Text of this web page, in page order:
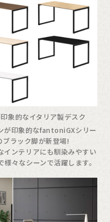
象的なイタリア製デスク
が印象的なfantoniGXシリー
ラック脚が新登場!
インテリアにも馴染みやすい
々なシーンで活躍します。